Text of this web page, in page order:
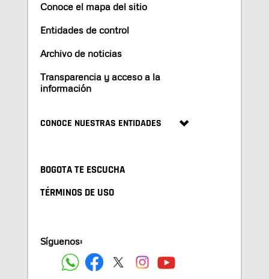
Conoce el mapa del sitio
Entidades de control
Archivo de noticias
Transparencia y acceso a la
información
CONOCE NUESTRAS ENTIDADES
BOGOTA TE ESCUCHA
TÉRMINOS DE USO
Síguenos: